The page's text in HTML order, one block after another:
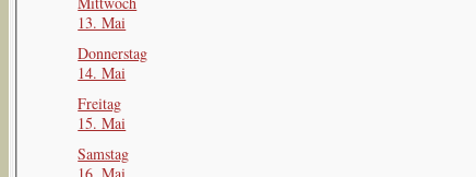
13. Mai
Donnerstag
14. Mai
Freitag
15. Mai
Samstag
16. Mai